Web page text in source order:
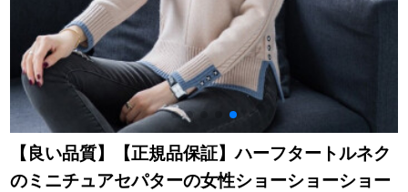
【良い品質】【正規品保証】ハーフタートルネク
のミニチュアセパターの女性ショーショーショー